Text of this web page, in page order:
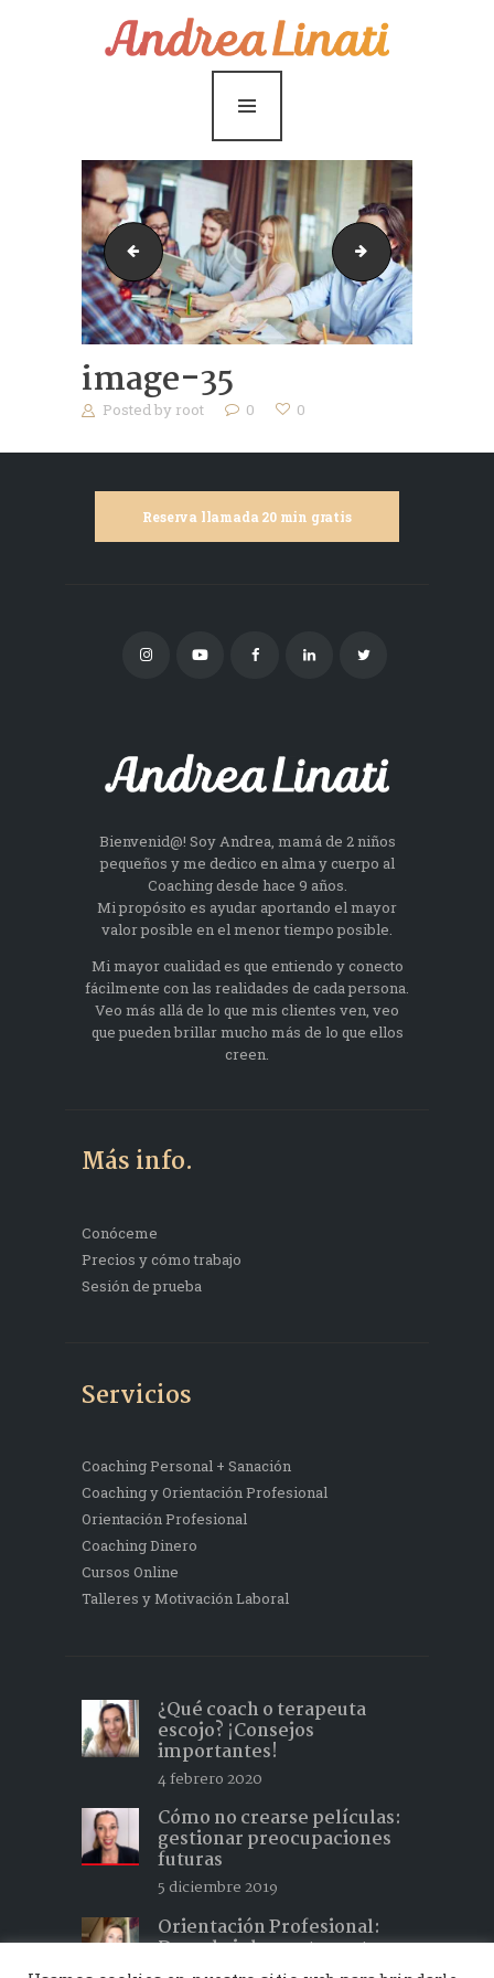
¿Cómo funciona?
Servicios
Coaching Gratis
Conóceme
Contáctame
Blog
bg-3 image-37
image-35
Posted by root 0 0
Reserva llamada 20 min gratis
Bienvenid@! Soy Andrea, mamá de 2 niños
pequeños y me dedico en alma y cuerpo al
Coaching desde hace 9 años.
Mi propósito es ayudar aportando el mayor
valor posible en el menor tiempo posible.
Mi mayor cualidad es que entiendo y conecto
fácilmente con las realidades de cada persona.
Veo más allá de lo que mis clientes ven, veo
que pueden brillar mucho más de lo que ellos
creen.
Más info.
Conóceme
Precios y cómo trabajo
Sesión de prueba
Servicios
Coaching Personal + Sanación
Coaching y Orientación Profesional
Orientación Profesional
Coaching Dinero
Cursos Online
Talleres y Motivación Laboral
¿Qué coach o terapeuta
escojo? ¡Consejos
importantes!
4 febrero 2020
Cómo no crearse películas:
gestionar preocupaciones
futuras
5 diciembre 2019
Orientación Profesional:
Descubrir lo que te gusta y
hacer lo que te apasiona 2